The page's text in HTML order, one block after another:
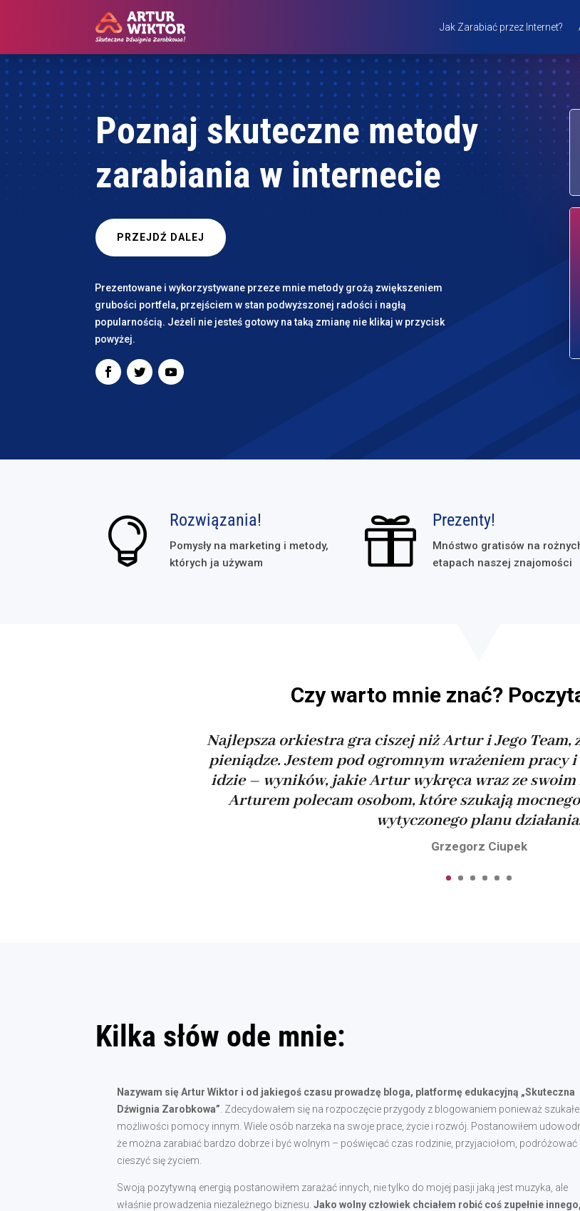
Jak Zarabiać przez Internet?
Poznaj skuteczne metody
zarabiania w internecie
PRZEJDŹ DALEJ
Prezentowane i wykorzystywane przeze mnie metody grożą zwiększeniem
grubości portfela, przejściem w stan podwyższonej radości i nagłą
popularnością. Jeżeli nie jesteś gotowy na taką zmianę nie klikaj w przycisk
powyżej.
 Rozwiązania!
Pomysły na marketing i metody,
których ja używam
 Prezenty!
Mnóstwo gratisów na
etapach naszej znajomości
Czy warto mnie znać?
Najlepsza orkiestra gra ciszej niż Artur i Jego Team,
pieniądze. Jestem pod ogromnym wrażeniem pracy i
idzie – wyników, jakie Artur wykręca wraz ze swoim
Arturem polecam osobom, które szukają
wytyczonego planu
Grzegorz Ciupek
Kilka słów ode mnie:
Nazywam się Artur Wiktor i od jakiegoś czasu prowadzę bloga, platformę edukacyjną „Skuteczna
Dźwignia Zarobkowa” . Zdecydowałem się na rozpoczęcie przygody z blogowaniem ponieważ
możliwości pomocy innym. Wiele osób narzeka na swoje prace, życie i rozwój. Postanowiłem
że można zarabiać bardzo dobrze i być wolnym – poświęcać czas rodzinie, przyjaciołom, podróżować i
cieszyć się życiem.
Swoją pozytywną energią postanowiłem zarażać innych, nie tylko do mojej pasji jaką jest muzyka, ale
właśnie prowadzenia niezależnego biznesu.Jako wolny człowiek chciałem robić coś zupełnie